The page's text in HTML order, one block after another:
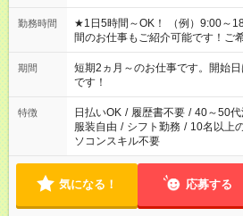
勤務時間
★1日5時間～OK！ （例）9:00～
間のお仕事もご紹介可能です！ご
庭の都合でお休みが必要な場合も
週最低15時間以上の勤務が必要で
期間
短期2ヵ月～のお仕事です。開始
です！
特徴 日払いOK / 履歴書不要 / 40～50代
服装自由 / シフト勤務 / 10名以上
ソコンスキル不要
気になる！ 応募する